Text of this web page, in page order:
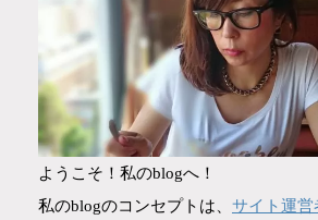
ようこそ！私のblogへ！
私のblogのコンセプトは、 サイト運営